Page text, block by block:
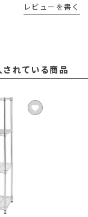
レビューを書く
れている商品